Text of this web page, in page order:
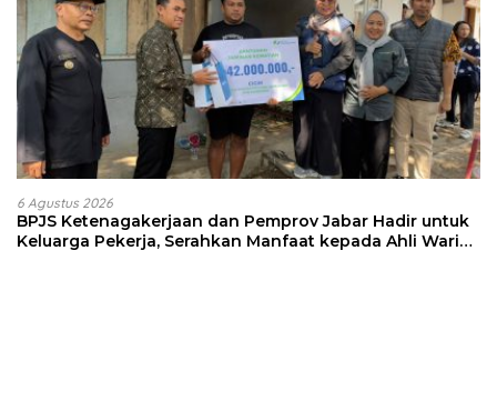
6 Agustus 2026
BPJS Ketenagakerjaan dan Pemprov Jabar Hadir untuk
Keluarga Pekerja, Serahkan Manfaat kepada Ahli Waris